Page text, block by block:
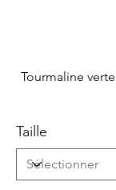
Tourmaline
Taille